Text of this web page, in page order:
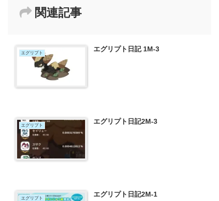
関連記事
エグリプト エグリプト日記 1M-3
エグリプト エグリプト日記2M-3
エグリプト エグリプト日記2M-1